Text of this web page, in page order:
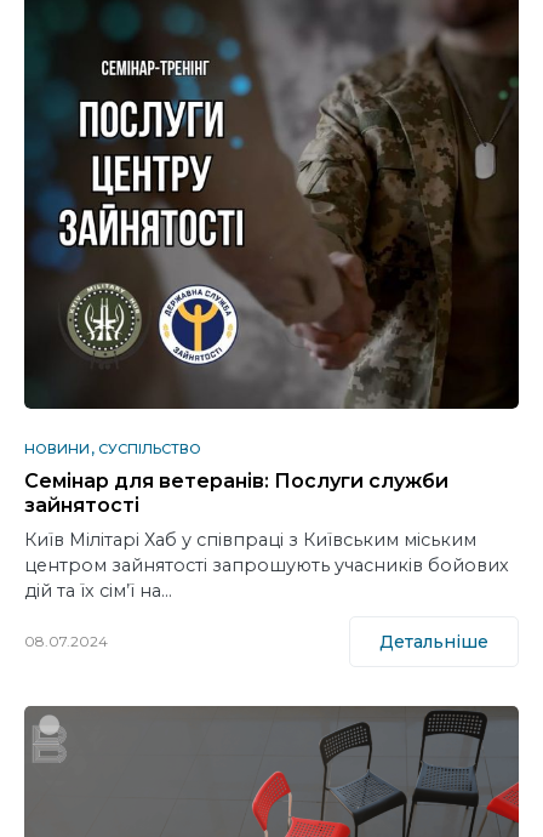
НОВИНИ СУСПІЛЬСТВО
Семінар для ветеранів: Послуги служби
зайнятості
Київ Мілітарі Хаб у співпраці з Київським міським
центром зайнятості запрошують учасників бойових
дій та їх сім’ї на…
08.07.2024 Детальніше